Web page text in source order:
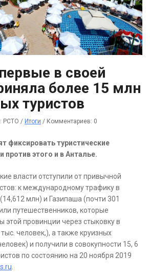
в своей
более 15 млн
туристов
РСТО / Итоги / Комментариев: 0
фиксировать туристические
против этого и в Анталье.
власти отступили от привычной
к международному трафику в
млн) и Газипаша (почти 301
путешественников, которые
этой провинции через стыковку в
человек,), а также круизных
и получили в совокупности 15, 6
по состоянию на 20 ноября 2019